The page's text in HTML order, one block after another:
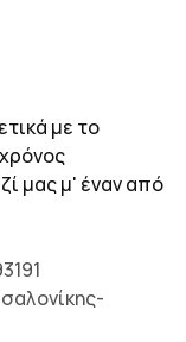
με το
μας μ' έναν από